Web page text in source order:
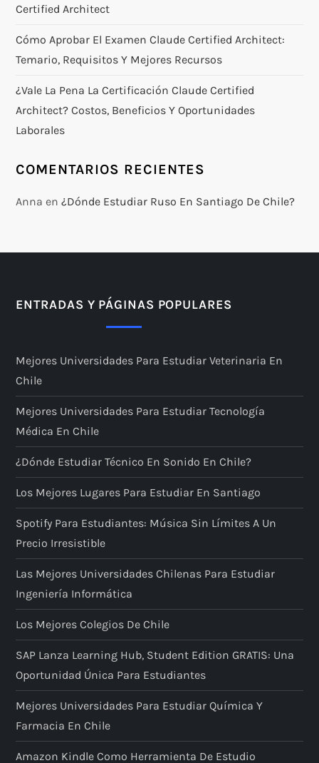
Certified Architect
Cómo Aprobar El Examen Claude Certified Architect:
Temario, Requisitos Y Mejores Recursos
¿Vale La Pena La Certificación Claude Certified
Architect? Costos, Beneficios Y Oportunidades
Laborales
COMENTARIOS RECIENTES
Anna en¿Dónde Estudiar Ruso En Santiago De Chile?
ENTRADAS Y PÁGINAS POPULARES
Mejores Universidades Para Estudiar Veterinaria En
Chile
Mejores Universidades Para Estudiar Tecnología
Médica En Chile
¿Dónde Estudiar Técnico En Sonido En Chile?
Los Mejores Lugares Para Estudiar En Santiago
Spotify Para Estudiantes: Música Sin Límites A Un
Precio Irresistible
Las Mejores Universidades Chilenas Para Estudiar
Ingeniería Informática
Los Mejores Colegios De Chile
SAP Lanza Learning Hub, Student Edition GRATIS: Una
Oportunidad Única Para Estudiantes
Mejores Universidades Para Estudiar Química Y
Farmacia En Chile
Amazon Kindle Como Herramienta De Estudio